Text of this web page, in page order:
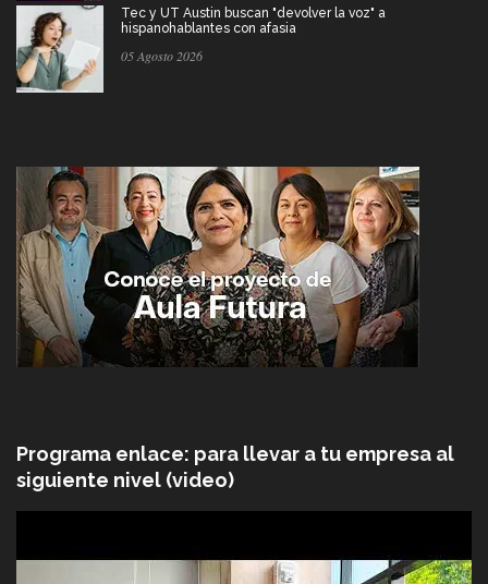
Tec y UT Austin buscan "devolver la voz" a
hispanohablantes con afasia
05 Agosto 2026
Programa enlace: para llevar a tu empresa al
siguiente nivel (video)